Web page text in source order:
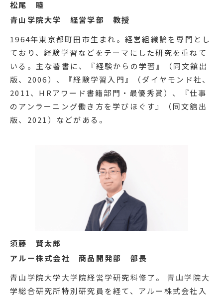
松尾 睦
青山学院大学 経営学部 教授
1964年東京都町田市生まれ。経営組織論を専門とし
ており、経験学習などをテーマにした研究を重ねて
いる。主な著書に、『経験からの学習』（同文舘出
版、2006）、『経験学習入門』（ダイヤモンド社、
2011、HRアワード書籍部門・最優秀賞）、『仕事
のアンラーニング働き方を学びほぐす』（同文舘出
版、2021）などがある。
須藤 賢太郎
アルー株式会社 商品開発部 部長
青山学院大学大学院経営学研究科修了。 青山学院大
学総合研究所特別研究員を経て、アルー株式会社入